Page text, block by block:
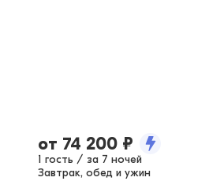
от 74 200 ₽
1 гость / за 7 ночей
Завтрак, обед и ужин